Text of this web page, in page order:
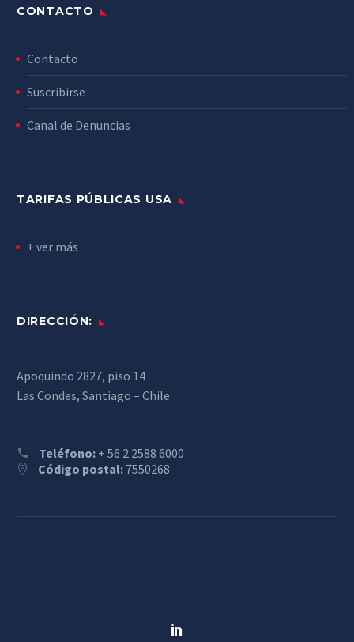
CONTACTO
Contacto
Suscribirse
Canal de Denuncias
TARIFAS PÚBLICAS USA
+ ver más
DIRECCIÓN:
Apoquindo 2827, piso 14
Las Condes, Santiago – Chile
Teléfono: + 56 2 2588 6000
Código postal: 7550268